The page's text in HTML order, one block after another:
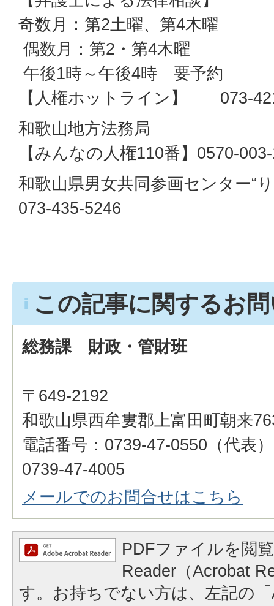
奇数月：第2土曜、第4木曜
偶数月：第2・第4木曜
午後1時～午後4時 要予約
【人権ホットライン】
和歌山地方法務局
【みんなの人権110番】
和歌山県男女共同参画センター“
073‐435‐5246
この記事に関するお
総務課 財政・管財班
〒649-2192
和歌山県西牟婁郡上富田町朝来
電話番号：0739-47-0550（代表
0739-47-4005
メールでのお問合せはこちら
PDFファイルを閲
Reader（Acrobat
す。お持ちでない方は、左記の